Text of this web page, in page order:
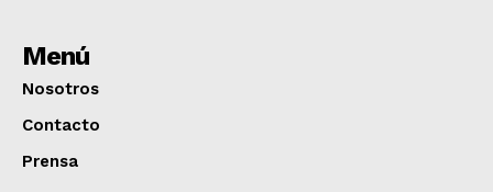
Menú
Nosotros
Contacto
Prensa